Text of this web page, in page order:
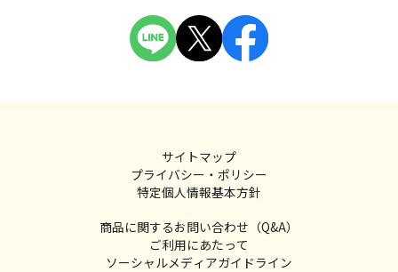
サイトマップ
プライバシー・ポリシー
特定個人情報基本方針
商品に関するお問い合わせ（Q&A）
ご利用にあたって
ソーシャルメディアガイドライン